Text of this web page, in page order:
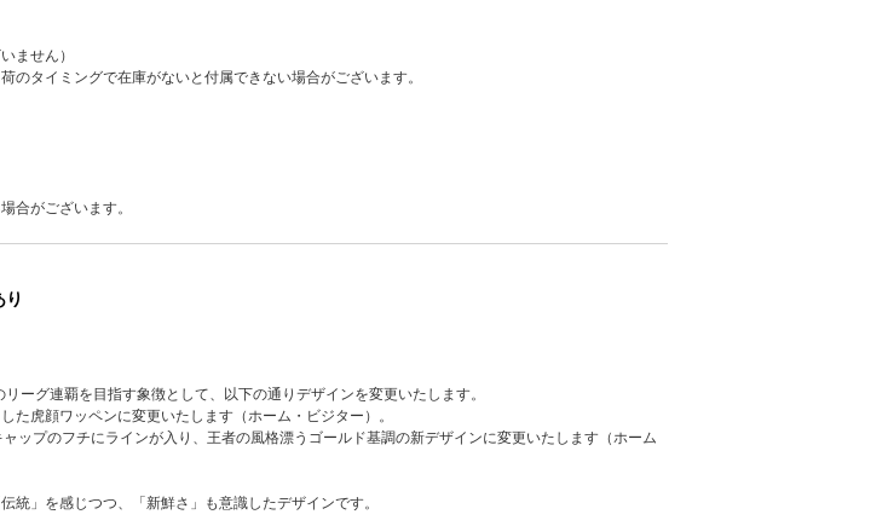
ません）
タイミングで在庫がないと付属できない場合がございます。
合がございます。
ーグ連覇を目指す象徴として、以下の通りデザインを変更いたします。
た虎顔ワッペンに変更いたします（ホーム・ビジター）。
ップのフチにラインが入り、王者の風格漂うゴールド基調の新デザインに変更いたします（ホーム
統」を感じつつ、「新鮮さ」も意識したデザインです。